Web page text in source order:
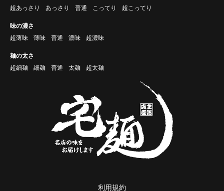
超あっさり
あっさり 普通 こってり 超こってり
味の濃さ
超薄味
薄味 普通 濃味 超濃味
麺の太さ
超細麺
細麺 普通 太麺 超太麺
利用規約